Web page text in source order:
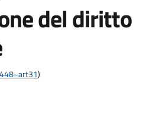
del diritto
)